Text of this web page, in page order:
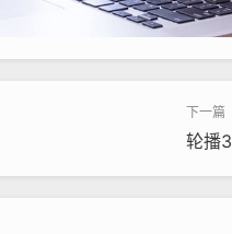
轮播3